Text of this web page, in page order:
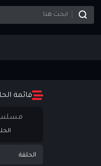
قائمة
مسلسل
الحلقة